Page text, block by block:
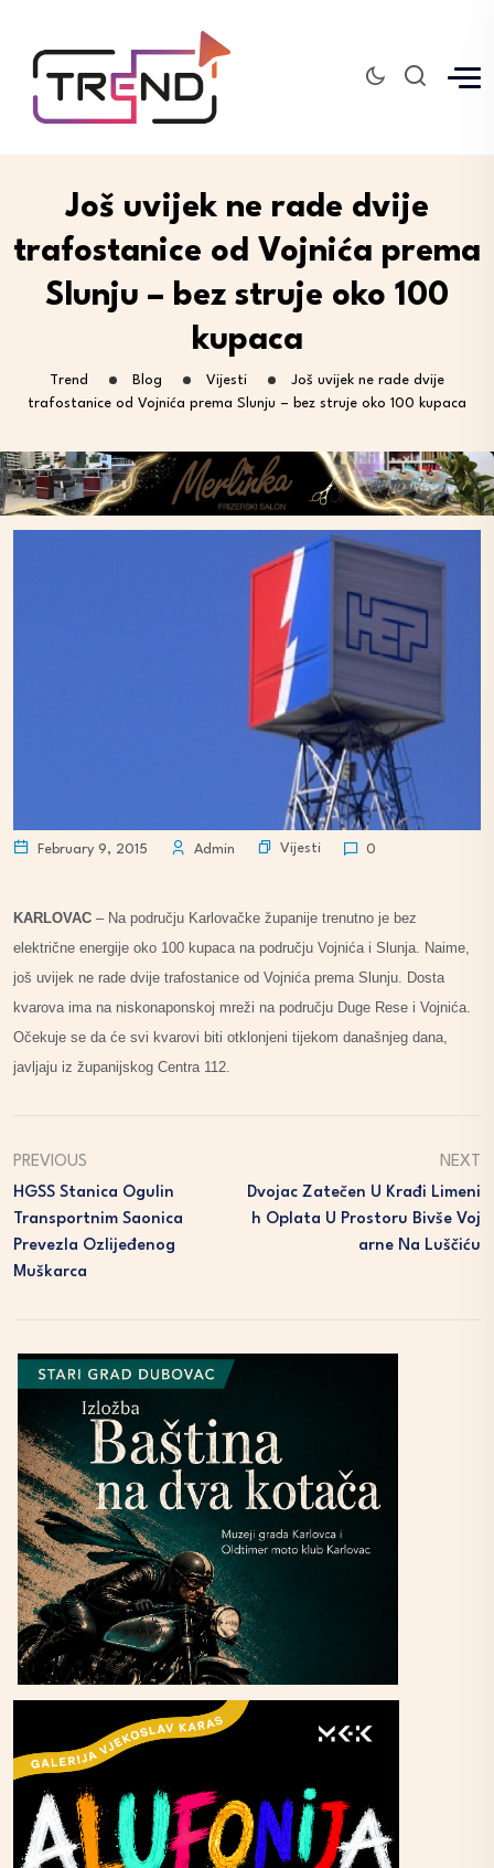
Još uvijek ne rade dvije
trafostanice od Vojnića prema
Slunju – bez struje oko 100
kupaca
Trend Blog Vijesti
Još uvijek ne rade dvije
trafostanice od Vojnića prema Slunju – bez struje oko 100 kupaca
February 9, 2015 Admin Vijesti 0
KARLOVAC – Na području Karlovačke županije trenutno je bez
električne energije oko 100 kupaca na području Vojnića i Slunja. Naime,
još uvijek ne rade dvije trafostanice od Vojnića prema Slunju. Dosta
kvarova ima na niskonaponskoj mreži na području Duge Rese i Vojnića.
Očekuje se da će svi kvarovi biti otklonjeni tijekom današnjeg dana,
javljaju iz županijskog Centra 112.
PREVIOUS
HGSS Stanica Ogulin
Transportnim Saonica
Prevezla Ozlijeđenog
Muškarca
NEXT
Dvojac Zatečen U Krađi Limeni
H Oplata U Prostoru Bivše Voj
Arne Na Luščiću